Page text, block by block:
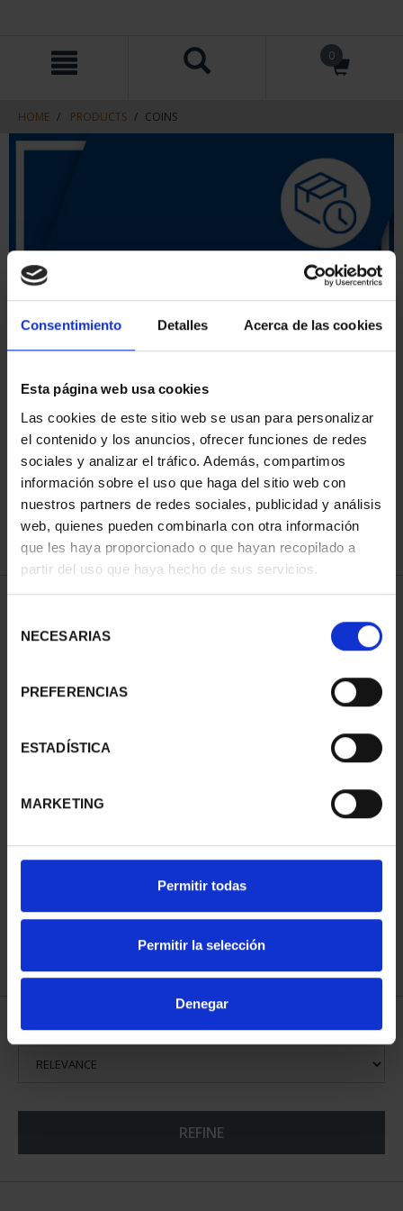
Consentimiento Detalles Acerca de las cookies
Esta página web usa cookies
Las cookies de este sitio web se usan para personalizar
el contenido y los anuncios, ofrecer funciones de redes
sociales y analizar el tráfico. Además, compartimos
información sobre el uso que haga del sitio web con
nuestros partners de redes sociales, publicidad y análisis
web, quienes pueden combinarla con otra información
que les haya proporcionado o que hayan recopilado a
partir del uso que haya hecho de sus servicios.
NECESARIAS
PREFERENCIAS
ESTADÍSTICA
MARKETING
Permitir todas
Permitir la selección
Denegar
content
navigation
menu
HOME PRODUCTS
SORT BY:
REFINE
1 Products found
WORLD HERITAGE
€73.00
SORT BY: